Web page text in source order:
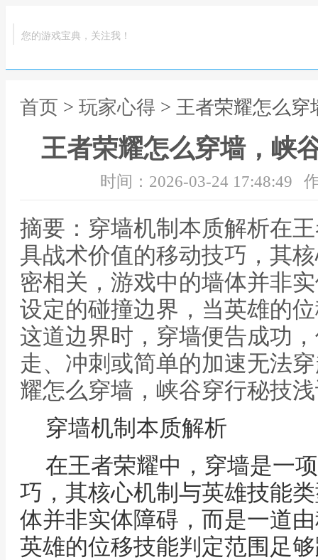
您的游戏宝典，关注我！
首页 > 玩家心得 > 王者荣耀怎么
王者荣耀怎么穿墙，峡
时间：2026-03-24 17:48:49
摘要：穿墙机制本质解析在
具战术价值的移动技巧，其
密相关，游戏中的墙体并非
设定的碰撞边界，当英雄的
这道边界时，穿墙便告成功
走、冲刺或简单的加速无法
耀怎么穿墙，峡谷穿行秘技
穿墙机制本质解析
在王者荣耀中，穿墙是一
巧，其核心机制与英雄技能
体并非实体障碍，而是一道
英雄的位移技能判定范围足